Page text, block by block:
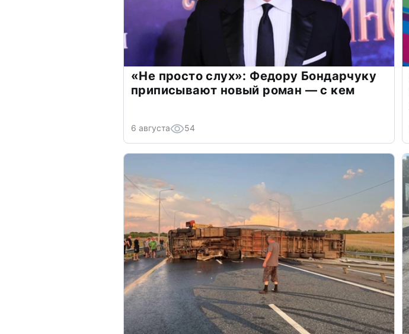
«Не просто слух»: Федору Бондарчуку
приписывают новый роман — с кем
6 августа 54